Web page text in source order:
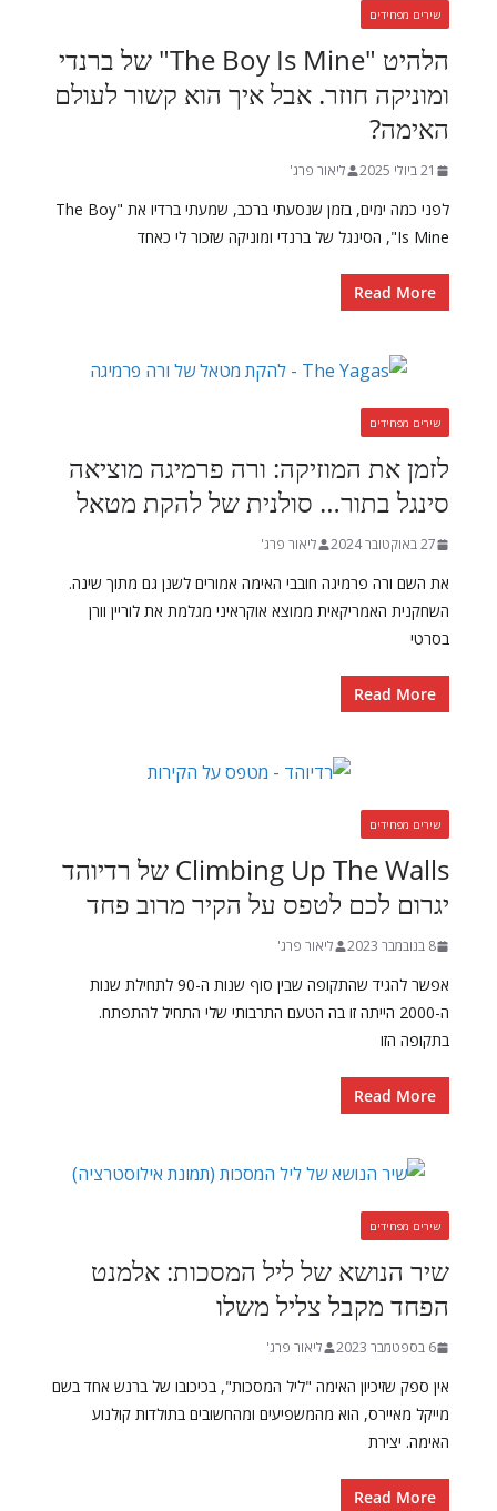
שירים מפחידים
הלהיט "The Boy Is Mine" של ברנדי
ומוניקה חוזר. אבל איך הוא קשור לעולם
האימה?
21 ביולי 2025 ליאור פרג'
לפני כמה ימים, בזמן שנסעתי ברכב, שמעתי ברדיו את "The Boy
Is Mine", הסינגל של ברנדי ומוניקה שזכור לי כאחד
Read More
שירים מפחידים
לזמן את המוזיקה: ורה פרמיגה מוציאה
סינגל בתור… סולנית של להקת מטאל
27 באוקטובר 2024 ליאור פרג'
את השם ורה פרמיגה חובבי האימה אמורים לשנן גם מתוך שינה.
השחקנית האמריקאית ממוצא אוקראיני מגלמת את לוריין וורן
בסרטי
Read More
שירים מפחידים
Climbing Up The Walls של רדיוהד
יגרום לכם לטפס על הקיר מרוב פחד
8 בנובמבר 2023 ליאור פרג'
אפשר להגיד שהתקופה שבין סוף שנות ה-90 לתחילת שנות
ה-2000 הייתה זו בה הטעם התרבותי שלי התחיל להתפתח.
בתקופה הזו
Read More
שירים מפחידים
שיר הנושא של ליל המסכות: אלמנט
הפחד מקבל צליל משלו
6 בספטמבר 2023 ליאור פרג'
אין ספק שזיכיון האימה "ליל המסכות", בכיכובו של ברנש אחד בשם
מייקל מאיירס, הוא מהמשפיעים ומהחשובים בתולדות קולנוע
האימה. יצירת
Read More